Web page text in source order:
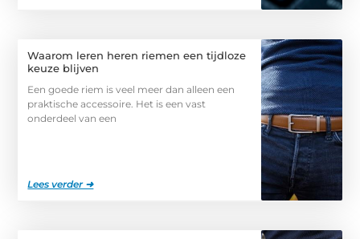
Waarom leren heren riemen een tijdloze
keuze blijven
Een goede riem is veel meer dan alleen een
praktische accessoire. Het is een vast
onderdeel van een
Lees verder ➜